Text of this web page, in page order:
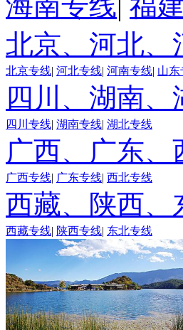
北京、河北、
北京专线| 河北专线| 河南专线| 山东
四川、湖南
四川专线| 湖南专线| 湖北专线
广西、广东
广西专线| 广东专线| 西北专线
西藏、陕西、
西藏专线| 陕西专线| 东北专线